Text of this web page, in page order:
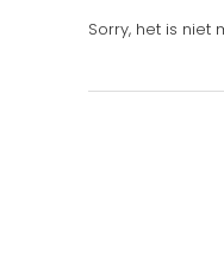
Sorry, het is niet